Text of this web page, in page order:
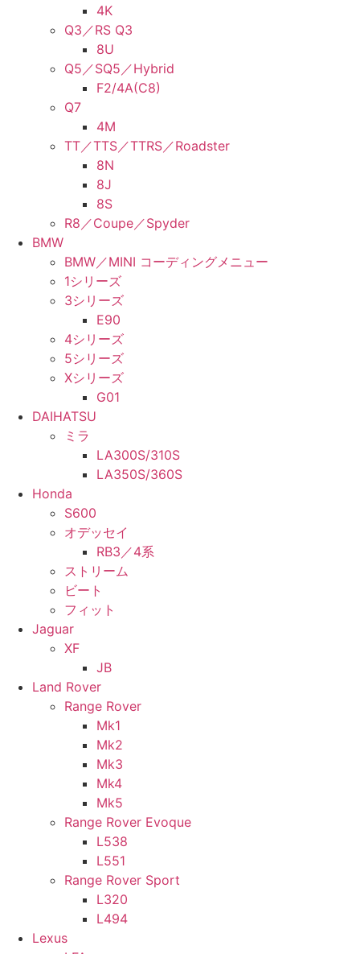
4K
Q3／RS Q3
8U
Q5／SQ5／Hybrid
F2/4A(C8)
Q7
4M
TT／TTS／TTRS／Roadster
8N
8J
8S
R8／Coupe／Spyder
BMW
BMW／MINI コーディングメニュー
1シリーズ
3シリーズ
E90
4シリーズ
5シリーズ
Xシリーズ
G01
DAIHATSU
ミラ
LA300S/310S
LA350S/360S
Honda
S600
オデッセイ
RB3／4系
ストリーム
ビート
フィット
Jaguar
XF
JB
Land Rover
Range Rover
Mk1
Mk2
Mk3
Mk4
Mk5
Range Rover Evoque
L538
L551
Range Rover Sport
L320
L494
Lexus